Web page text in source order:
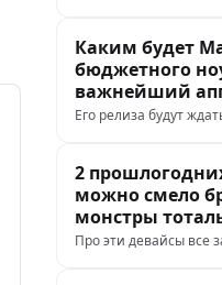
Каким будет
бюджетного
важнейший
Его релиза будут
2
можно смело
монстры
Про эти девайсы все